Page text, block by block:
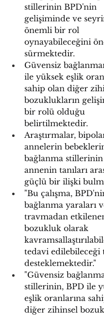
stillerinin BPD'nin
gelişiminde ve
önemli bir rol
oynayabileceğini
sürmektedir.
Güvensiz
ile yüksek eşlik
sahip olan diğer
bozuklukların
bir rolü olduğu
belirtilmektedir.
Araştırmalar,
annelerin
bağlanma
annenin tanıları
güçlü bir ilişki
"Bu çalışma,
bağlanma yaraları
travmadan
bozukluk olarak
tedavi edilebileceği
desteklemektedir."
"Güvensiz
stillerinin, BPD ile
eşlik oranlarına
diğer zihinsel